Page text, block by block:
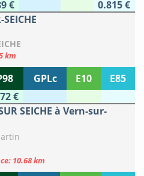
€
0.815 €
km
GPLc E10
E85
€
SEICHE à Vern-sur-
10.68 km